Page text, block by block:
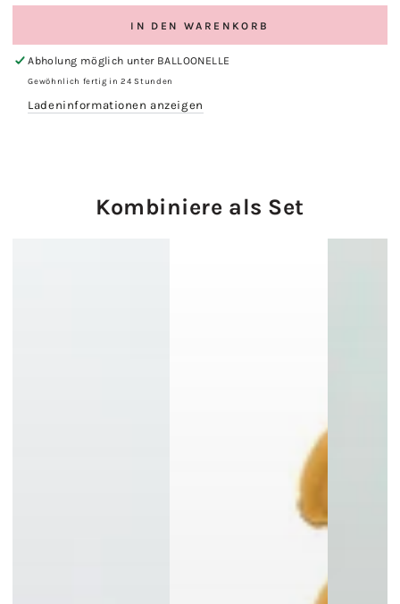
IN DEN WARENKORB
Abholung möglich unter BALLOONELLE
Gewöhnlich fertig in 24 Stunden
Ladeninformationen anzeigen
Kombiniere als Set